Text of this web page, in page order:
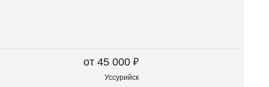
от 45 000 ₽
Уссурийск